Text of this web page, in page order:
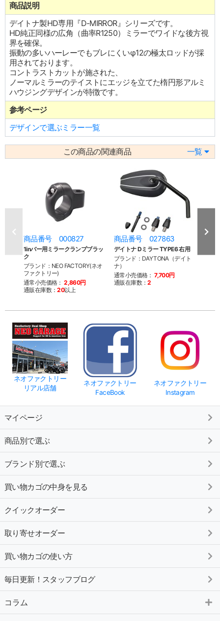
商品説明
デイトナ製HD専用『D-MIRROR』シリーズです。
HD純正同様の広角（曲率R1250）ミラーでワイドな後方視
界を確保。
振動の多いハーレーでもブレにくいφ12の極太ロッドが採
用されております。
コントラストカットが施された、
ノーマルミラーのテイストにエッジを立てた楕円形アルミ
ハウジングデザインが特徴です。
参考ページ
デザインで選ぶミラー一覧
この商品の関連商品 一覧
商品番号 000827
1inバー用ミラークランプブラッ
ク
ブランド：NEO FACTORY(ネオ
ファクトリー)
通常小売価格： 2,860円
通販在庫数：20以上
商品番号 027863
デイトナ Dミラー TYPE6 右用
ブランド：DAYTONA（デイト
ナ）
通常小売価格： 7,700円
通販在庫数：2
ネオファクトリー
リアル店舗
ネオファクトリー
FaceBook
ネオファクトリー
Instagram
マイページ
商品別で選ぶ
ブランド別で選ぶ
買い物カゴの中身を見る
クイックオーダー
取り寄せオーダー
買い物カゴの使い方
毎日更新！スタッフブログ
コラム